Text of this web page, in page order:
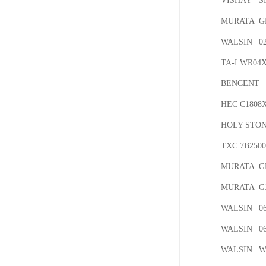
MURATA	GRM0335C1ER50WA01D
WALSIN	0201N330J500LT
TA-I	WR04X301JTL
BENCENT	BS0640N-C
HEC	C1808X102K202T
HOLY STONE
TXC	7B25000030
MURATA	GRM0335C1E8R0DD01D
MURATA	GJM0335C1E1R5BB01D
WALSIN	0603B102J500CT
WALSIN	0603X105K100CT
WALSIN 	WR04X8253FTL